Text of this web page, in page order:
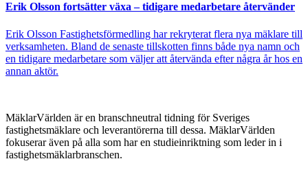
Erik Olsson fortsätter växa – tidigare medarbetare återvänder
Erik Olsson Fastighetsförmedling har rekryterat flera nya mäklare till
verksamheten. Bland de senaste tillskotten finns både nya namn och
en tidigare medarbetare som väljer att återvända efter några år hos en
annan aktör.
MäklarVärlden är en branschneutral tidning för Sveriges
fastighetsmäklare och leverantörerna till dessa. MäklarVärlden
fokuserar även på alla som har en studieinriktning som leder in i
fastighetsmäklarbranschen.